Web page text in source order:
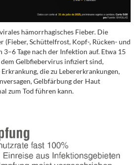
hämorrhagisches Fieber. Die
(Fieber, Schüttelfrost, Kopf-, Rücken- und
Tage nach der Infektion auf. Etwa 15
Gelbfiebervirus infiziert sind,
die zu Lebererkrankungen,
Gelbfärbung der Haut
zum Tod führen kann.